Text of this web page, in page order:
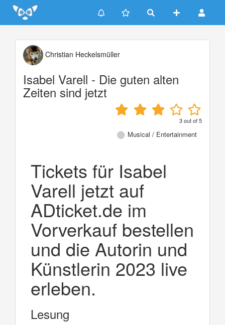
Update cookies preferences
Christian Heckelsmüller
Isabel Varell - Die guten alten
Zeiten sind jetzt
3out of5
Musical / Entertainment
Tickets für Isabel
Varell jetzt auf
ADticket.de im
Vorverkauf bestellen
und die Autorin und
Künstlerin 2023 live
erleben.
Lesung